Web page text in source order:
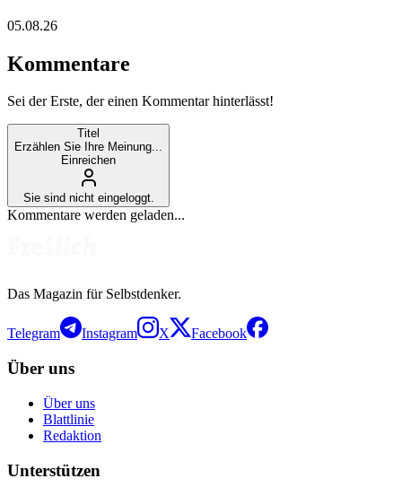
05.08.26
Kommentare
Sei der Erste, der einen Kommentar hinterlässt!
Titel
Erzählen Sie Ihre Meinung...
Einreichen
Sie sind nicht eingeloggt.
Kommentare werden geladen...
Das Magazin für Selbstdenker.
Telegram Instagram X Facebook
Über uns
Über uns
Blattlinie
Redaktion
Unterstützen